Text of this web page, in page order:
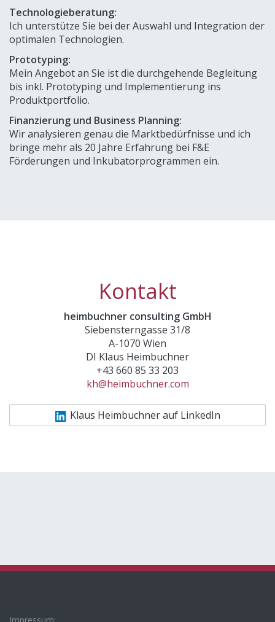
Technologieberatung:
Ich unterstütze Sie bei der Auswahl und Integration der
optimalen Technologien.
Prototyping:
Mein Angebot an Sie ist die durchgehende Begleitung
bis inkl. Prototyping und Implementierung ins
Produktportfolio.
Finanzierung und Business Planning:
Wir analysieren genau die Marktbedürfnisse und ich
bringe mehr als 20 Jahre Erfahrung bei F&E
Förderungen und Inkubatorprogrammen ein.
Kontakt
heimbuchner consulting GmbH
Siebensterngasse 31/8
A-1070 Wien
DI Klaus Heimbuchner
+43 660 85 33 203
kh@heimbuchner.com
Klaus Heimbuchner auf LinkedIn